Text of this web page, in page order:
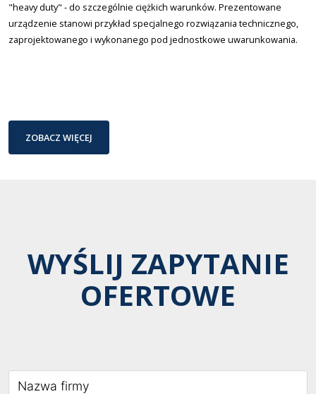
"heavy duty" - do szczególnie ciężkich warunków. Prezentowane
urządzenie stanowi przykład specjalnego rozwiązania technicznego,
zaprojektowanego i wykonanego pod jednostkowe uwarunkowania.
ZOBACZ WIĘCEJ
WYŚLIJ ZAPYTANIE
OFERTOWE